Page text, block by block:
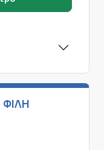
ΦΙΛΗ